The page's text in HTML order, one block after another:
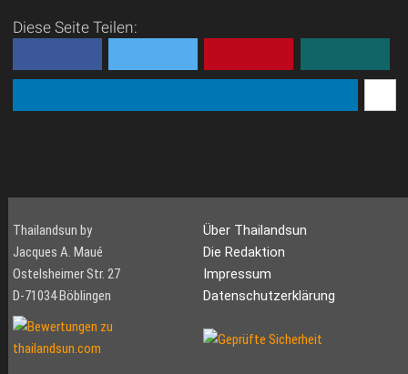
Diese Seite Teilen:
Thailandsun by
Jacques A. Maué
Ostelsheimer Str. 27
D-71034 Böblingen
Über Thailandsun
Die Redaktion
Impressum
Datenschutzerklärung